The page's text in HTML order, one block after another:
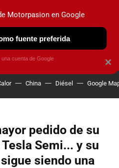
OBSERVATORIO
China Diésel Google
pedido de su
Semi... y su
siendo una
×
Motorpasion en Google
fuente preferida
cuenta de Google